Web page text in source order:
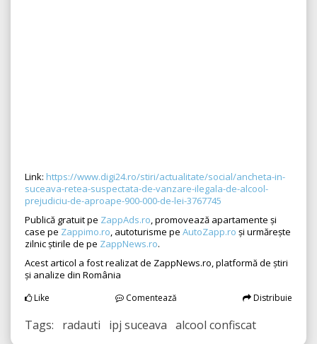
Link: https://www.digi24.ro/stiri/actualitate/social/ancheta-in-
suceava-retea-suspectata-de-vanzare-ilegala-de-alcool-
prejudiciu-de-aproape-900-000-de-lei-3767745
Publică gratuit pe ZappAds.ro, promovează apartamente și
case pe Zappimo.ro, autoturisme pe AutoZapp.ro și urmărește
zilnic știrile de pe ZappNews.ro.
Acest articol a fost realizat de ZappNews.ro, platformă de știri
și analize din România
Like Comentează Distribuie
Tags: radauti ipj suceava alcool confiscat